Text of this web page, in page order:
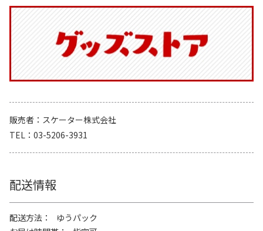
販売者
スケーター株式会社
TEL
03-5206-3931
配送情報
配送方法
ゆうパック